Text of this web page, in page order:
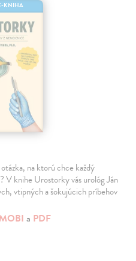
KNIHA
na ktorú chce každý
V knihe Urostorky vás urológ Ján
vtipných a šokujúcich príbehov
MOBI a PDF